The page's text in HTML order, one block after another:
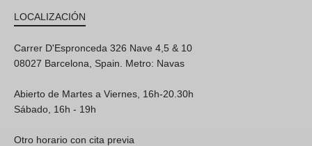
LOCALIZACIÓN
Carrer D'Espronceda 326 Nave 4,5 & 10
08027 Barcelona, Spain. Metro: Navas
Abierto de Martes a Viernes, 16h-20.30h
Sábado, 16h - 19h
Otro horario con cita previa